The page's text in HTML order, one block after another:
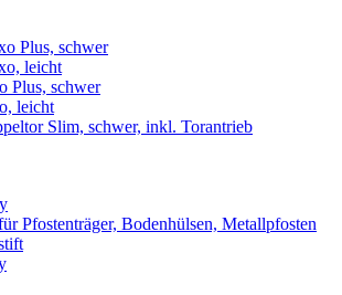
Plus, schwer
leicht
Plus, schwer
leicht
Slim, schwer, inkl. Torantrieb
Pfostenträger, Bodenhülsen, Metallpfosten